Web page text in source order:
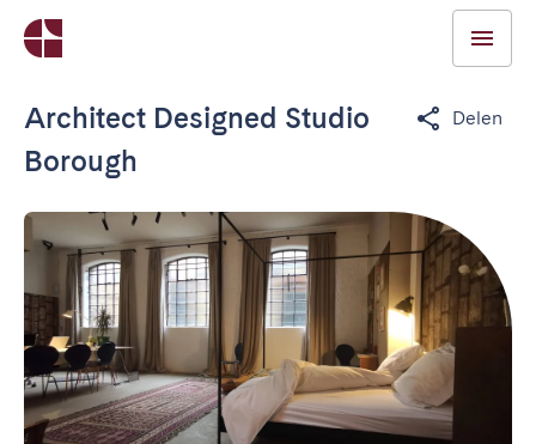
Architect Designed Studio
Borough
Delen